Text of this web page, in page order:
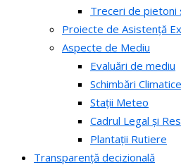
Treceri de pietoni
Proiecte de Asistență
Aspecte de Mediu
Evaluări de mediu
Schimbări Climatice
Stații Meteo
Cadrul Legal și
Plantații Rutiere
Transparență decizională